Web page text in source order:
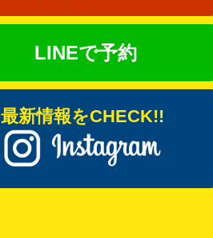
LINEで予約
最新情報をCHECK!!